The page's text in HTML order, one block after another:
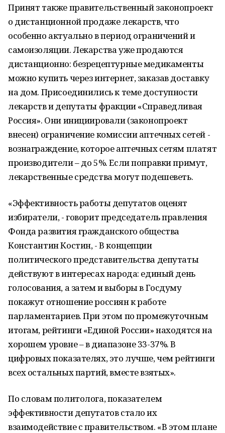
Принят также правительственный законопроект
о дистанционной продаже лекарств, что
особенно актуально в период ограничений и
самоизоляции. Лекарства уже продаются
дистанционно: безрецептурные медикаменты
можно купить через интернет, заказав доставку
на дом. Присоединились к теме доступности
лекарств и депутаты фракции «Справедливая
Россия». Они инициировали (законопроект
внесен) ограничение комиссии аптечных сетей -
вознаграждение, которое аптечных сетям платят
производители – до 5%. Если поправки примут,
лекарственные средства могут подешеветь.
«Эффективность работы депутатов оценят
избиратели, - говорит председатель правления
Фонда развития гражданского общества
Константин Костин, - В концепции
политического представительства депутаты
действуют в интересах народа: единый день
голосования, а затем и выборы в Госдуму
покажут отношение россиян к работе
парламентариев. При этом по промежуточным
итогам, рейтинги «Единой России» находятся на
хорошем уровне – в диапазоне 33-37%. В
цифровых показателях, это лучше, чем рейтинги
всех остальных партий, вместе взятых».
По словам политолога, показателем
эффективности депутатов стало их
взаимодействие с правительством. «В этом плане